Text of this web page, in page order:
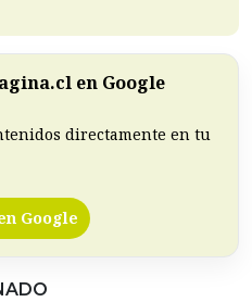
en Google
directamente en tu
Google